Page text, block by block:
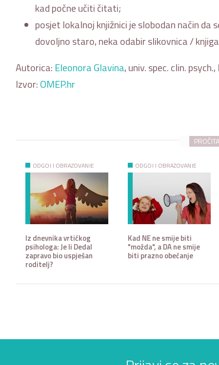
kad počne učiti čitati;
posjet lokalnoj knjižnici je slobodan način da
dovoljno staro, neka odabir slikovnica /
Autorica: Eleonora Glavina, univ. spec. clin.
Izvor:OMEP.hr
ODGOJ I OBRAZOVANJE
Iz dnevnika vrtićkog
psihologa: Je li Dedal
zapravo bio uspješan
roditelj?
ODGOJ I OBRAZOVANJE
Kad NE ne smije biti
"možda", a DA ne smije
biti prazno obećanje